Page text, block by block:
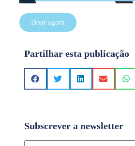
Doar agora
Partilhar esta publicação
Subscrever a newsletter